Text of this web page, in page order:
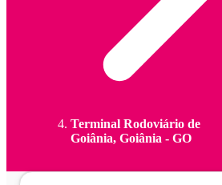
Terminal Rodoviário de
Goiânia, Goiânia - GO